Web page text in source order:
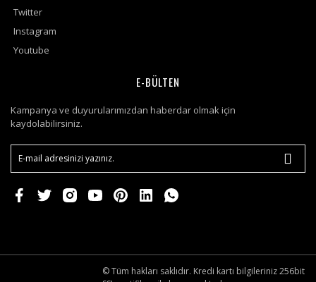
Twitter
Instagram
Youtube
E-BÜLTEN
Kampanya ve duyurularımızdan haberdar olmak için
kaydolabilirsiniz.
© Tüm hakları saklıdır. Kredi kartı bilgileriniz 256bit